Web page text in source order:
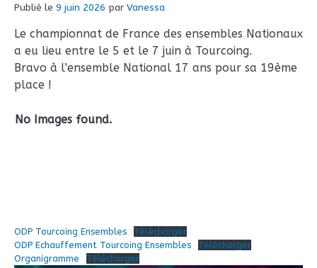
Publié le 9 juin 2026 par Vanessa
Le championnat de France des ensembles Nationaux
a eu lieu entre le 5 et le 7 juin à Tourcoing.
Bravo à l’ensemble National 17 ans pour sa 19ème
place !
No Images found.
ODP Tourcoing Ensembles
Télécharger
ODP Echauffement Tourcoing Ensembles
Télécharger
Organigramme
Télécharger